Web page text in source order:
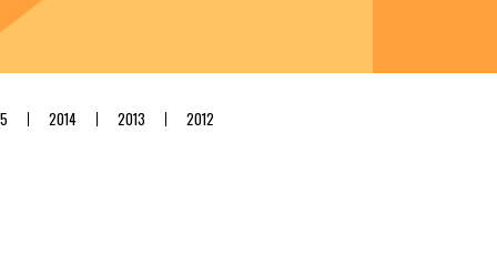
2014 2013 2012